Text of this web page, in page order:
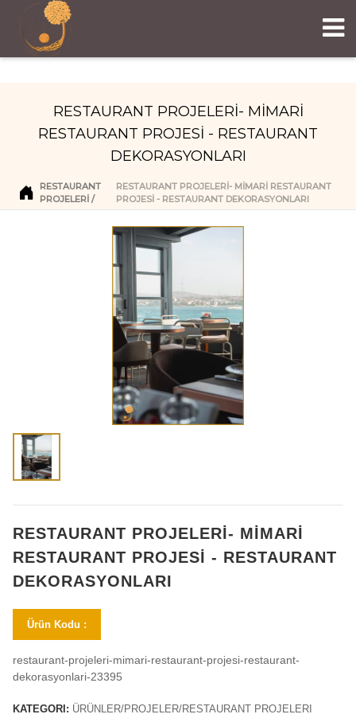
RESTAURANT PROJELERİ- MİMARİ
RESTAURANT PROJESİ - RESTAURANT
DEKORASYONLARI
RESTAURANT
PROJELERI
RESTAURANT PROJELERİ- MİMARİ RESTAURANT
PROJESİ - RESTAURANT DEKORASYONLARI
RESTAURANT PROJELERİ- MİMARİ
RESTAURANT PROJESİ - RESTAURANT
DEKORASYONLARI
Ürün Kodu :
restaurant-projeleri-mimari-restaurant-projesi-restaurant-
dekorasyonlari-23395
KATEGORI: ÜRÜNLER/PROJELER/RESTAURANT PROJELERI